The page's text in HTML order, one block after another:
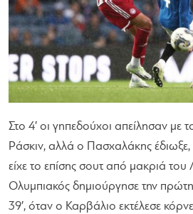
Στο 4′ οι γηπεδούχοι απείλησαν με
Ράσκιν, αλλά ο Πασχαλάκης έδιωξε,
είχε το επίσης σουτ από μακριά
Ολυμπιακός δημιούργησε την
39′, όταν ο Καρβάλιο εκτέλεσε